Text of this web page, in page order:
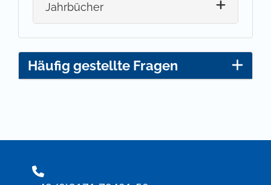
Jahrbücher
Häufig gestellte Fragen